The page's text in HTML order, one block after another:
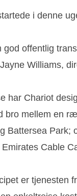
i denne
god offentlig
Williams,
har Chariot
bro mellem en
Battersea
Cable
er tjenesten